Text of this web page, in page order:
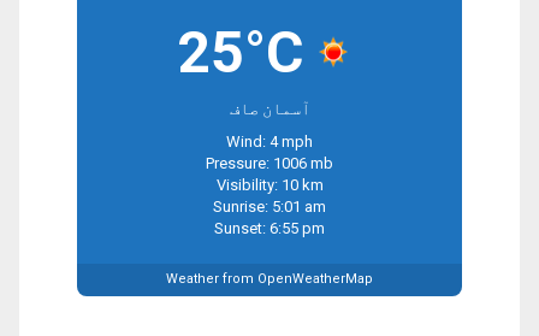
25°C
آسمان صاف
Wind: 4 mph
Pressure: 1006 mb
Visibility: 10 km
Sunrise: 5:01 am
Sunset: 6:55 pm
Weather from OpenWeatherMap